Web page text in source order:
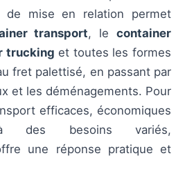
de mise en relation permet
transport, lecontainer
trucking et toutes les formes
fret palettisé, en passant par
et les déménagements. Pour
efficaces, économiques
des besoins variés,
une réponse pratique et